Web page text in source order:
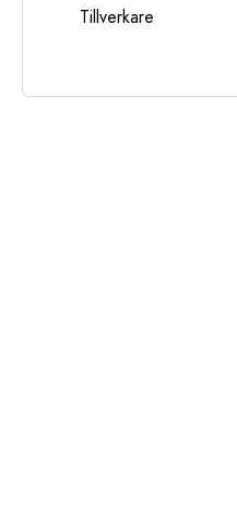
Tillverkare